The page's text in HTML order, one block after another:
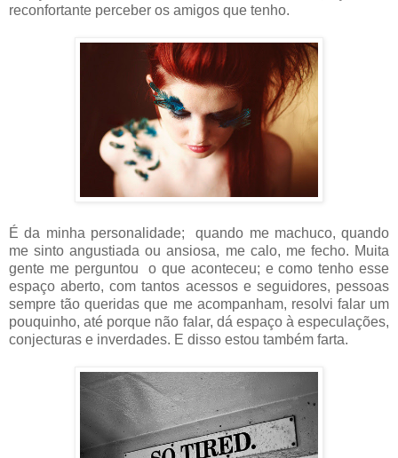
reconfortante perceber os amigos que tenho.
É da minha personalidade; quando me machuco, quando
me sinto angustiada ou ansiosa, me calo, me fecho. Muita
gente me perguntou o que aconteceu; e como tenho esse
espaço aberto, com tantos acessos e seguidores, pessoas
sempre tão queridas que me acompanham, resolvi falar um
pouquinho, até porque não falar, dá espaço à especulações,
conjecturas e inverdades. E disso estou também farta.